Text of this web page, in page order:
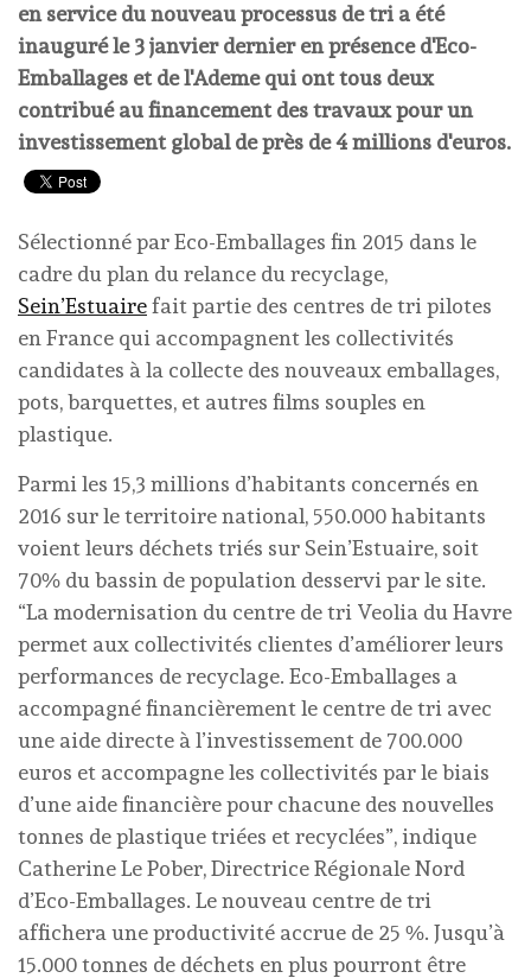
en service du nouveau processus de tri a été
inauguré le 3 janvier dernier en présence d'Eco-
Emballages et de l'Ademe qui ont tous deux
contribué au financement des travaux pour un
investissement global de près de 4 millions d'euros.
Sélectionné par Eco-Emballages fin 2015 dans le
cadre du plan du relance du recyclage,
Sein’Estuairefait partie des centres de tri pilotes
en France qui accompagnent les collectivités
candidates à la collecte des nouveaux emballages,
pots, barquettes, et autres films souples en
plastique.
Parmi les 15,3 millions d’habitants concernés en
2016 sur le territoire national, 550.000 habitants
voient leurs déchets triés sur Sein’Estuaire, soit
70% du bassin de population desservi par le site.
“La modernisation du centre de tri Veolia du Havre
permet aux collectivités clientes d’améliorer leurs
performances de recyclage. Eco-Emballages a
accompagné financièrement le centre de tri avec
une aide directe à l’investissement de 700.000
euros et accompagne les collectivités par le biais
d’une aide financière pour chacune des nouvelles
tonnes de plastique triées et recyclées”, indique
Catherine Le Pober, Directrice Régionale Nord
d’Eco-Emballages. Le nouveau centre de tri
affichera une productivité accrue de 25 %. Jusqu’à
15.000 tonnes de déchets en plus pourront être